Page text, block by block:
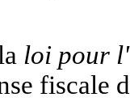
loi pour
fiscale